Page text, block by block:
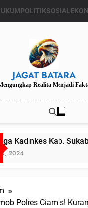
POLITIKSOSIAL
JAGAT BATARA
Realita Menjadi
Kadinkes Kab.
Polres Ciamis!